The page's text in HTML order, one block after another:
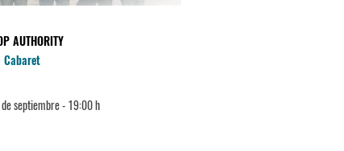
AUTHORITY
Cabaret
septiembre - 19:00 h